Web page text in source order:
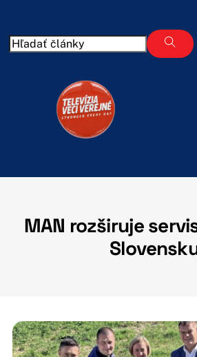
content
MAN rozširuje